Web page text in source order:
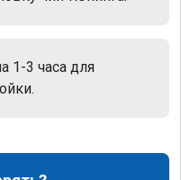
1-3 часа для